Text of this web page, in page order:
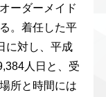
ーダーメイド
。着任した平
に対し、平成
人日と、受
所と時間には